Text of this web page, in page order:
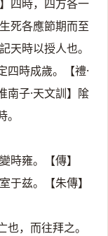
四時，四方各一
死各應節期而至
天時以授人也。
四時成歲。【禮·
南子·天文訓】隂
時雍。【傳】
于兹。【朱傳】
，而往拜之。